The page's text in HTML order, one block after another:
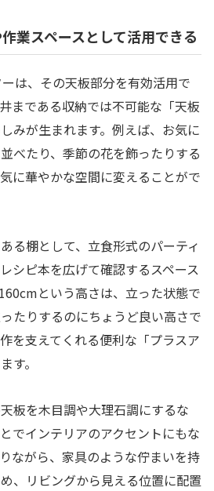
業スペースとして活用できる
は、その天板部分を有効活用で
まである収納では不可能な「天板
みが生まれます。例えば、お気に
べたり、季節の花を飾ったりする
に華やかな空間に変えることがで
る棚として、立食形式のパーティ
シピ本を広げて確認するスペース
という高さは、立った状態で
たりするのにちょうど良い高さで
を支えてくれる便利な「プラスア
す。
板を木目調や大理石調にするな
でインテリアのアクセントにもな
ながら、家具のような佇まいを持
、リビングから見える位置に配置